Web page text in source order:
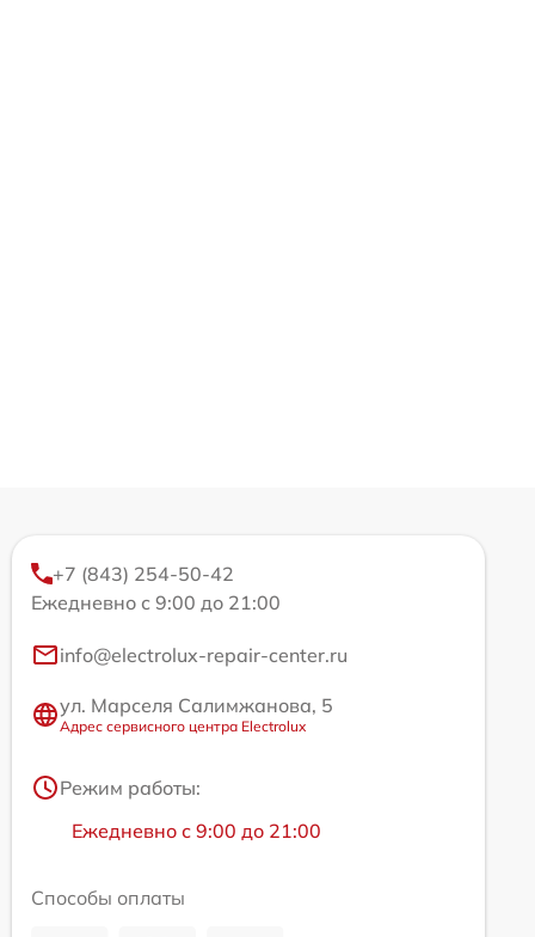
+7 (843) 254-50-42
Ежедневно с 9:00 до 21:00
info@electrolux-repair-center.ru
ул. Марселя Салимжанова, 5
Адрес сервисного центра Electrolux
Режим работы:
Ежедневно с 9:00 до 21:00
Способы оплаты